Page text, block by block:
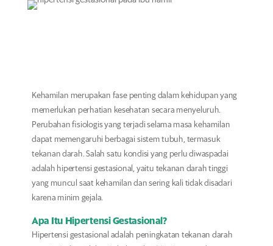
Kehamilan merupakan fase penting dalam kehidupan yang
memerlukan perhatian kesehatan secara menyeluruh.
Perubahan fisiologis yang terjadi selama masa kehamilan
dapat memengaruhi berbagai sistem tubuh, termasuk
tekanan darah. Salah satu kondisi yang perlu diwaspadai
adalah hipertensi gestasional, yaitu tekanan darah tinggi
yang muncul saat kehamilan dan sering kali tidak disadari
karena minim gejala.
Apa Itu Hipertensi Gestasional?
Hipertensi gestasional adalah peningkatan tekanan darah